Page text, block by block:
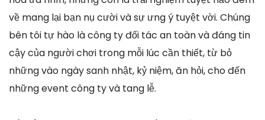
về mang lại bạn nụ cười và sự ưng ý tuyệt vời. Chúng
bên tôi tự hào là công ty đối tác an toàn và đáng tin
cậy của người chơi trong mỗi lúc cần thiết, từ bỏ
những vào ngày sanh nhật, kỷ niệm, ăn hỏi, cho đến
những event công ty và tang lễ.